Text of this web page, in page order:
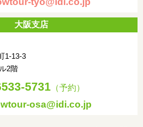
大阪支店
1-13-3
2階
5731 （予約）
osa@idi.co.jp